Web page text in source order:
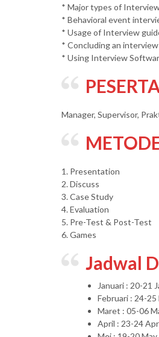
* Major types of
* Behavioral event
* Usage of Interview
* Concluding an
* Using Interview
Manager, Supervisor,
1. Presentation
2. Discuss
3. Case Study
4. Evaluation
5. Pre-Test & Post-Test
6. Games
Jadwal
Januari : 20-21
Februari : 24-
Maret : 05-06
April : 23-24